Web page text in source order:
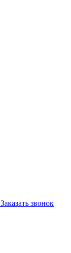
Заказать звонок